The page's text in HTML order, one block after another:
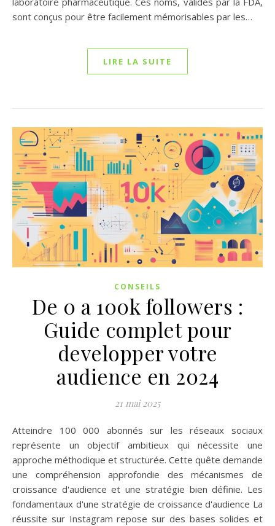
sont conçus pour être facilement mémorisables par les…
LIRE LA SUITE
CONSEILS
De 0 a 100k followers :
Guide complet pour
developper votre
audience en 2024
21 mai 2025
Atteindre 100 000 abonnés sur les réseaux sociaux
représente un objectif ambitieux qui nécessite une
approche méthodique et structurée. Cette quête demande
une compréhension approfondie des mécanismes de
croissance d'audience et une stratégie bien définie. Les
fondamentaux d'une stratégie de croissance d'audience La
réussite sur Instagram repose sur des bases solides et